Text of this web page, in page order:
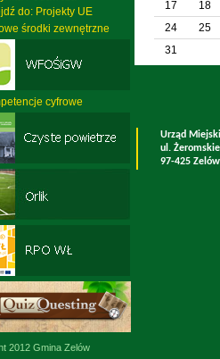
17
18
24
25
31
Urząd
ul.
97-425 Zelów
2012 Gmina Zelów